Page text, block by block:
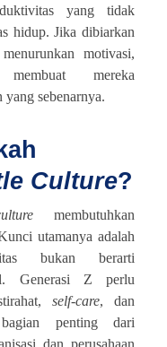
yang tidak
hidup. Jika dibiarkan
motivasi,
mereka
yang sebenarnya.
Culture?
membutuhkan
utamanya adalah
bukan berarti
Generasi Z perlu
self-care, dan
penting dari
dan perusahaan